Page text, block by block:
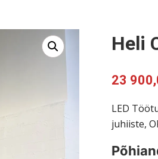
Heli
23
LED
juhiiste,